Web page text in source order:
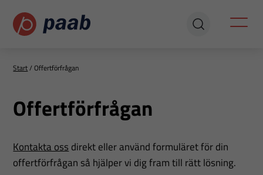
Start/Offertförfrågan
Offertförfrågan
Kontakta oss direkt eller använd formuläret för din
offertförfrågan så hjälper vi dig fram till rätt lösning.